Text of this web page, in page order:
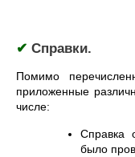
✔ Справки.
Помимо
приложенные
числе:
было